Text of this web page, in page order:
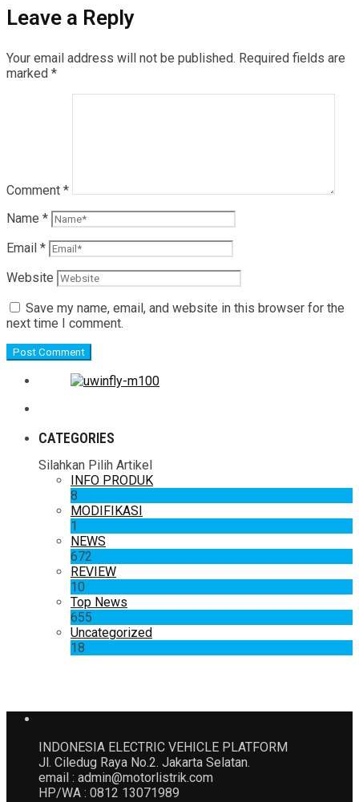
Leave a Reply
Your email address will not be published. Required fields are
marked *
Comment *
Name *
Email *
Website
Save my name, email, and website in this browser for the
next time I comment.
CATEGORIES
Silahkan Pilih Artikel
INFO PRODUK
8
MODIFIKASI
1
NEWS
672
REVIEW
10
Top News
655
Uncategorized
18
INDONESIA ELECTRIC VEHICLE PLATFORM
Jl. Ciledug Raya No.2. Jakarta Selatan.
email : admin@motorlistrik.com
HP/WA : 0812 13071989